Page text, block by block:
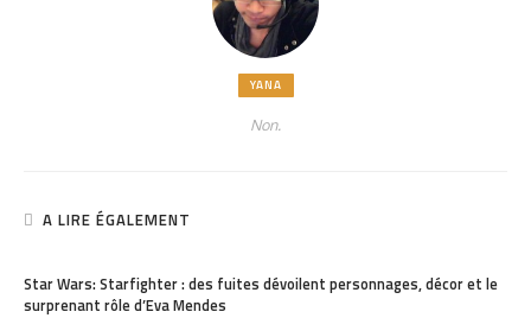
YANA
Non.
A LIRE ÉGALEMENT
Star Wars: Starfighter : des fuites dévoilent personnages, décor et le
surprenant rôle d’Eva Mendes